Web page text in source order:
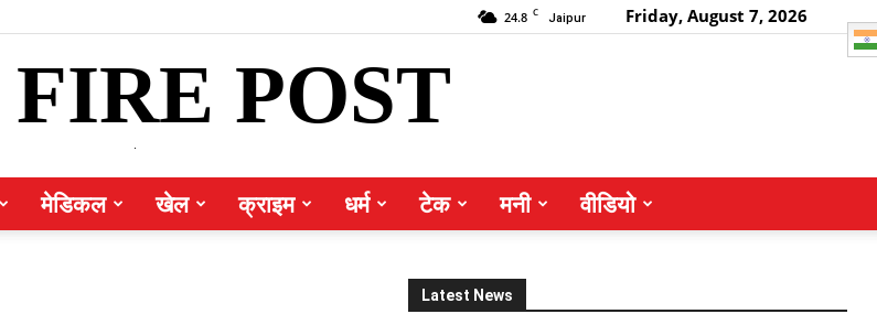
24.8 C Jaipur Friday, August 7, 2026
POST
मेडिकल खेल क्राइम धर्म टेक मनी वीडियो
Latest News